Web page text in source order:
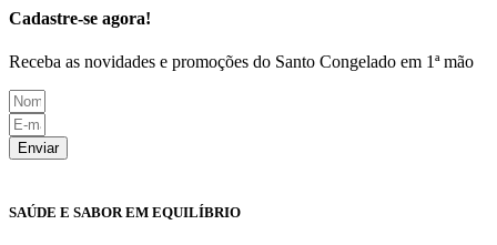
Cadastre-se agora!
Receba as novidades e promoções do Santo Congelado em 1ª mão
Enviar
SAÚDE E SABOR EM EQUILÍBRIO